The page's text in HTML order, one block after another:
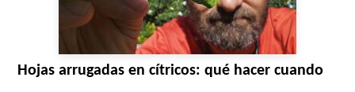
Hojas arrugadas en cítricos: qué hacer cuando